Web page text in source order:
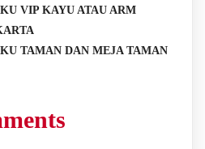
VIP KAYU ATAU ARM
TAMAN DAN MEJA TAMAN